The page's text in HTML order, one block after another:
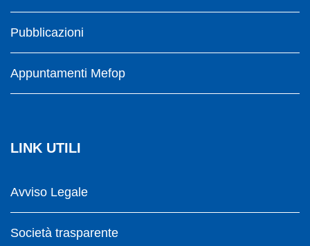
Pubblicazioni
Appuntamenti Mefop
LINK UTILI
Avviso Legale
Società trasparente